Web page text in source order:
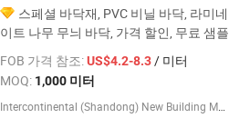
스페셜 바닥재, PVC 비닐 바닥, 라미네
이트 나무 무늬 바닥, 가격 할인, 무료 샘플
FOB 가격 참조:US$4.2-8.3/ 미터
MOQ: 1,000 미터
Intercontinental (Shandong) New Building Materials Co., Ltd